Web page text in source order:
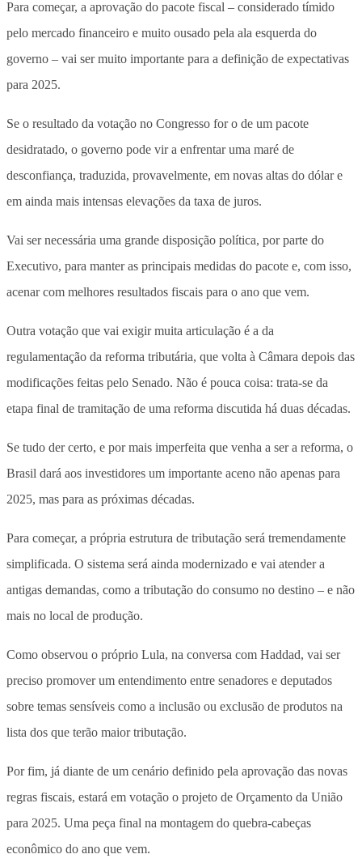
Para começar, a aprovação do pacote fiscal – considerado tímido
pelo mercado financeiro e muito ousado pela ala esquerda do
governo – vai ser muito importante para a definição de expectativas
para 2025.
Se o resultado da votação no Congresso for o de um pacote
desidratado, o governo pode vir a enfrentar uma maré de
desconfiança, traduzida, provavelmente, em novas altas do dólar e
em ainda mais intensas elevações da taxa de juros.
Vai ser necessária uma grande disposição política, por parte do
Executivo, para manter as principais medidas do pacote e, com isso,
acenar com melhores resultados fiscais para o ano que vem.
Outra votação que vai exigir muita articulação é a da
regulamentação da reforma tributária, que volta à Câmara depois das
modificações feitas pelo Senado. Não é pouca coisa: trata-se da
etapa final de tramitação de uma reforma discutida há duas décadas.
Se tudo der certo, e por mais imperfeita que venha a ser a reforma, o
Brasil dará aos investidores um importante aceno não apenas para
2025, mas para as próximas décadas.
Para começar, a própria estrutura de tributação será tremendamente
simplificada. O sistema será ainda modernizado e vai atender a
antigas demandas, como a tributação do consumo no destino – e não
mais no local de produção.
Como observou o próprio Lula, na conversa com Haddad, vai ser
preciso promover um entendimento entre senadores e deputados
sobre temas sensíveis como a inclusão ou exclusão de produtos na
lista dos que terão maior tributação.
Por fim, já diante de um cenário definido pela aprovação das novas
regras fiscais, estará em votação o projeto de Orçamento da União
para 2025. Uma peça final na montagem do quebra-cabeças
econômico do ano que vem.